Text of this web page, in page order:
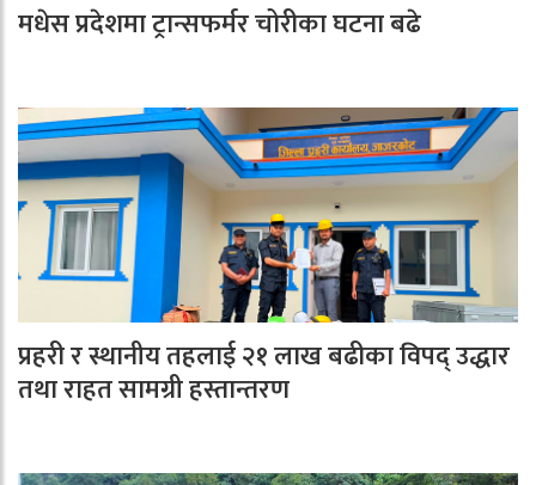
मधेस प्रदेशमा ट्रान्सफर्मर चोरीका घटना बढे
प्रहरी र स्थानीय तहलाई २१ लाख बढीका विपद् उद्धार
तथा राहत सामग्री हस्तान्तरण